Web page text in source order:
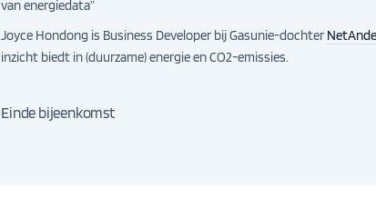
van energiedata”
Joyce Hondong is Business Developer bij Gasunie-dochter
inzicht biedt in (duurzame) energie en CO2-emissies.
Einde bijeenkomst